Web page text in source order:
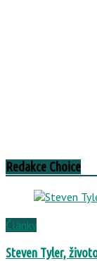
Redakce Choice
Články
Steven Tyler,